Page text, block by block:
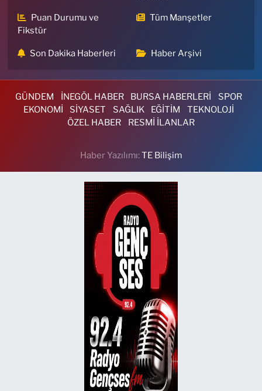
Puan Durumu ve
Fikstür
Tüm Manşetler
Son Dakika Haberleri Haber Arşivi
GÜNDEM İNEGÖL HABER BURSA HABERLERİ
SPOR
EKONOMİ
SİYASET SAĞLIK EĞİTİM
TEKNOLOJİ
ÖZEL HABER
RESMİ İLANLAR
Haber Yazılımı:TE Bilişim